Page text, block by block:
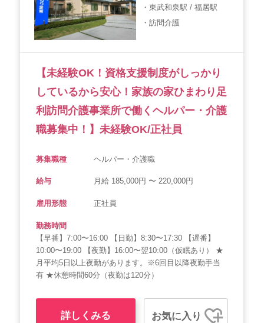
・東武和泉駅 / 福居駅
・訪問介護
【未経験OK！資格支援制度がしっかり
しているから安心！家族の家ひまわり足
利訪問介護事業所で働くヘルパー・介護
職募集中！】未経験OK/正社員
募集職種 ヘルパー・介護職
給与 月給 185,000円 〜 220,000円
雇用形態 正社員
勤務時間
【早番】7:00〜16:00 【日勤】8:30〜17:30 【遅番】
10:00〜19:00 【夜勤】16:00〜翌10:00（仮眠あり） ★
月平均5日以上夜勤があります。※6回目以降夜勤手当
有 ★休憩時間60分（夜勤は120分）
詳しくみる お気に入り